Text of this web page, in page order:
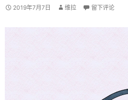
2019年7月7日 维拉 留下评论